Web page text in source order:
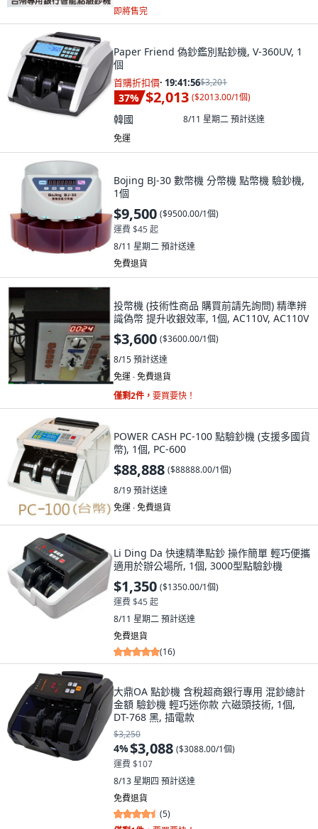
即將售完
Paper Friend 偽鈔鑑別點鈔機, V-360UV, 1
個
首購折扣價· 19:41:55$3,201
37% $2,013 ($2013.00/1個)
韓國 8/11 星期二預計送達
免運
Bojing BJ-30 數幣機 分幣機 點幣機 驗鈔機,
1個
$9,500 ($9500.00/1個)
運費 $45 起
8/11 星期二預計送達
免費退貨
投幣機 (技術性商品 購買前請先詢問) 精準辨
識偽幣 提升收銀效率, 1個, AC110V, AC110V
$3,600 ($3600.00/1個)
8/15預計送達
免運 ∙ 免費退貨
僅剩2件， 要買要快！
POWER CASH PC-100 點驗鈔機 (支援多國貨
幣), 1個, PC-600
$88,888 ($88888.00/1個)
8/19預計送達
免運 ∙ 免費退貨
Li Ding Da 快速精準點鈔 操作簡單 輕巧便攜
適用於辦公場所, 1個, 3000型點驗鈔機
$1,350 ($1350.00/1個)
運費 $45 起
8/11 星期二預計送達
免費退貨
(16)
大鼎OA 點鈔機 含稅超商銀行專用 混鈔總計
金額 驗鈔機 輕巧迷你款 六磁頭技術, 1個,
DT-768 黑, 插電款
$3,250
4%$3,088 ($3088.00/1個)
運費 $107
8/13 星期四 預計送達
免費退貨
(5)